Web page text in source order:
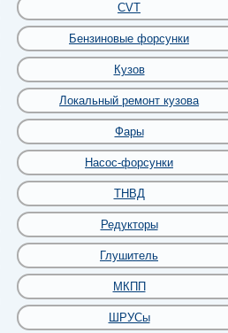
CVT
Бензиновые форсунки
Кузов
Локальный ремонт кузова
Фары
Насос-форсунки
ТНВД
Редукторы
Глушитель
МКПП
ШРУСы